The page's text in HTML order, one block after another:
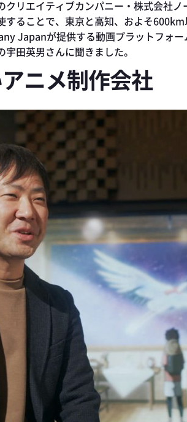
リエイティブカンパニー・株式会社
ることで、東京と高知、およそ
Japanが提供する動画プラットフォ
田英男さんに聞きました。
ニメ制作会社